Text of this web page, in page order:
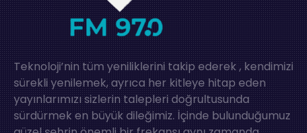
Teknoloji’nin tüm yeniliklerini takip ederek , kendimizi
sürekli yenilemek, ayrıca her kitleye hitap eden
yayınlarımızı sizlerin talepleri doğrultusunda
sürdürmek en büyük dileğimiz. İçinde bulunduğumuz